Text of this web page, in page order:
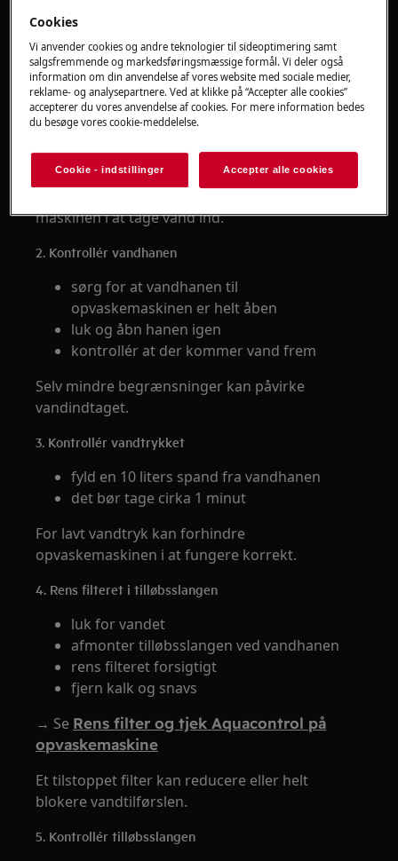
programmet.
1. Kontrollér vandtilførsel i boligen
åbn en vandhane i køkkenet
kontrollér at vandet løber normalt
maskinen i at tage vand ind.
2. Kontrollér vandhanen
sørg for at vandhanen til
opvaskemaskinen er helt åben
luk og åbn hanen igen
kontrollér at der kommer vand frem
Selv mindre begrænsninger kan påvirke
vandindtaget.
3. Kontrollér vandtrykket
fyld en 10 liters spand fra vandhanen
det bør tage cirka 1 minut
For lavt vandtryk kan forhindre
opvaskemaskinen i at fungere korrekt.
4. Rens filteret i tilløbsslangen
luk for vandet
afmonter tilløbsslangen ved vandhanen
rens filteret forsigtigt
fjern kalk og snavs
→ Se Rens filter og tjek Aquacontrol på
opvaskemaskine
Et tilstoppet filter kan reducere eller helt
blokere vandtilførslen.
5. Kontrollér tilløbsslangen
Cookies
Vi anvender cookies og andre teknologier til sideoptimering samt
salgsfremmende og markedsføringsmæssige formål. Vi deler også
information om din anvendelse af vores website med sociale medier,
reklame- og analysepartnere. Ved at klikke på “Accepter alle cookies”
accepterer du vores anvendelse af cookies. For mere information bedes
du besøge vores cookie-meddelelse.
Cookie - indstillinger Accepter alle cookies